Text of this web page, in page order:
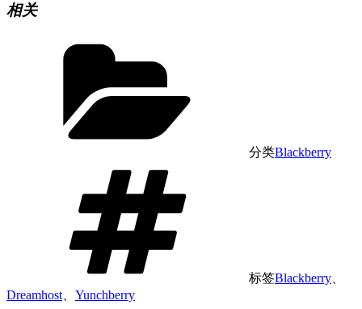
相关
分类Blackberry
标签Blackberry
Dreamhost
Yunchberry